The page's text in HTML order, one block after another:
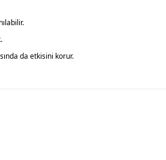
da etkisini korur.